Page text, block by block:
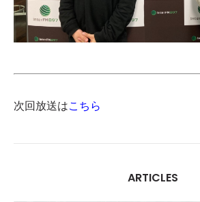
次回放送はこちら
ARTICLES